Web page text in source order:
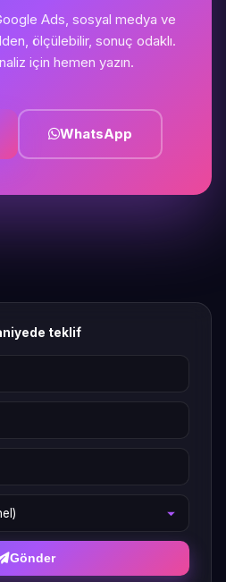
Ads, sosyal medya ve
ölçülebilir, sonuç odaklı.
için hemen yazın.
WhatsApp
teklif
Gönder